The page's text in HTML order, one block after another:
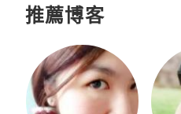
推薦博客